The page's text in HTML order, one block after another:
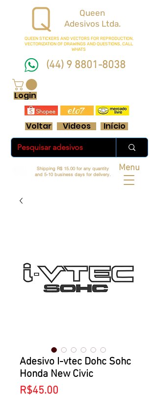
QUEEN STICKERSAND VECTORS FOR REPRODUCTION.
VECTORIZATION OF DRAWINGS AND QUESTIONS, CALL
WHATS
(44) 9 8801-8038
Início
Menu
Shipping R$ 15.00 for any quantity
and 5-10 business days for delivery.
Login
Voltar Videos
Queen
Adesivos Ltda.
Adesivo I-vtec Dohc Sohc
Honda New Civic
R$45.00